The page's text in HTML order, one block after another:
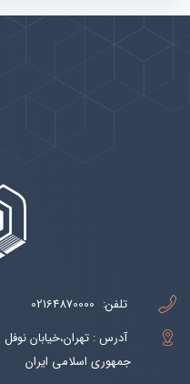
تلفن: 02164870000
آدرس : تهران،خیابان نوفل
جمهوری اسلامی ایران